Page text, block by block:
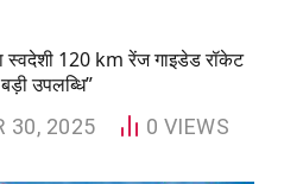
स्वदेशी 120 km रेंज गाइडेड रॉकेट
उपलब्धि”
30, 2025 0 VIEWS